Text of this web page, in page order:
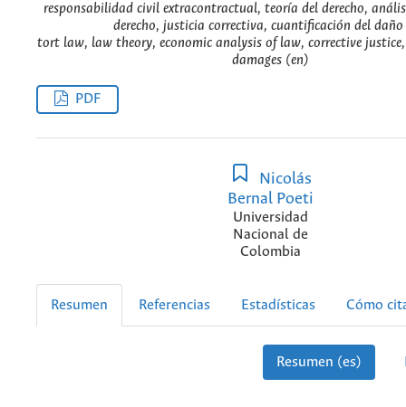
responsabilidad civil extracontractual, teoría del derecho,
derecho, justicia correctiva, cuantificación del daño
tort law, law theory, economic analysis of law, corrective
damages (en)
PDF
Nicolás
Bernal Poeti
Universidad
Nacional de
Colombia
Resumen Referencias Estadísticas Cómo
Resumen (es)